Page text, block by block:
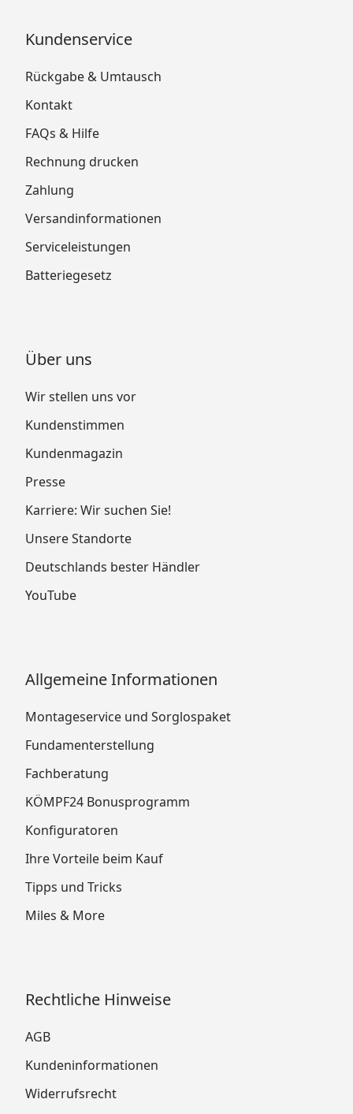
Kundenservice
Rückgabe & Umtausch
Kontakt
FAQs & Hilfe
Rechnung drucken
Zahlung
Versandinformationen
Serviceleistungen
Batteriegesetz
Über uns
Wir stellen uns vor
Kundenstimmen
Kundenmagazin
Presse
Karriere: Wir suchen Sie!
Unsere Standorte
Deutschlands bester Händler
YouTube
Allgemeine Informationen
Montageservice und Sorglospaket
Fundamenterstellung
Fachberatung
KÖMPF24 Bonusprogramm
Konfiguratoren
Ihre Vorteile beim Kauf
Tipps und Tricks
Miles & More
Rechtliche Hinweise
AGB
Kundeninformationen
Widerrufsrecht